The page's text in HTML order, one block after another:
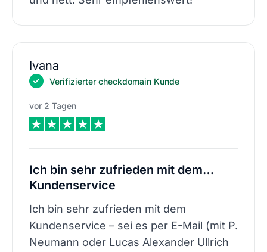
Ivana
Verifizierter checkdomain Kunde
vor 2 Tagen
Ich bin sehr zufrieden mit dem…
Kundenservice
Ich bin sehr zufrieden mit dem
Kundenservice – sei es per E-Mail (mit P.
Neumann oder Lucas Alexander Ullrich